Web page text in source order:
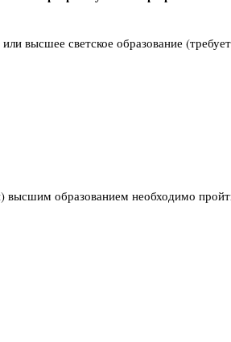
высшее светское образование
образованием необходимо